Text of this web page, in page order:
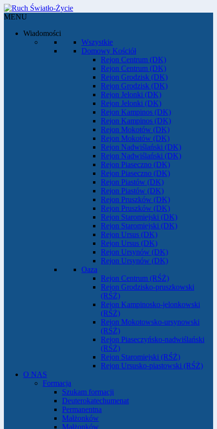
MENU
Wiadomości
Wszystkie
Domowy Kościół
Rejon Centrum (DK)
Rejon Centrum (DK)
Rejon Grodzisk (DK)
Rejon Grodzisk (DK)
Rejon Jelonki (DK)
Rejon Jelonki (DK)
Rejon Kampinos (DK)
Rejon Kampinos (DK)
Rejon Mokotów (DK)
Rejon Mokotów (DK)
Rejon Nadwiślański (DK)
Rejon Nadwiślański (DK)
Rejon Piaseczno (DK)
Rejon Piaseczno (DK)
Rejon Piastów (DK)
Rejon Piastów (DK)
Rejon Pruszków (DK)
Rejon Pruszków (DK)
Rejon Staromiejski (DK)
Rejon Staromiejski (DK)
Rejon Ursus (DK)
Rejon Ursus (DK)
Rejon Ursynów (DK)
Rejon Ursynów (DK)
Oaza
Rejon Centrum (RŚŻ)
Rejon Grodzisko-pruszkowski
(RŚŻ)
Rejon Kampinosko-jelonkowski
(RŚŻ)
Rejon Mokotowsko-ursynowski
(RŚŻ)
Rejon Piaseczyńsko-nadwiślański
(RŚŻ)
Rejon Staromiejski (RŚŻ)
Rejon Ursusko-piastowski (RŚŻ)
O NAS
Formacja
Szukam formacji
Deuterokatechumenat
Permanentna
Małżonków
Małżonków